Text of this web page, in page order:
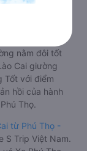
giải trí, wifi,
khách suốt
nằm đôi tốt
Cai giường
Tốt với điểm
hồi của hành
Thọ.
từ Phú Thọ -
S Trip Việt Nam.